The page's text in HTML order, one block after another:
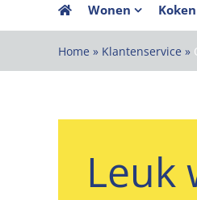
Wonen
Home » Klantenservice »
Leuk